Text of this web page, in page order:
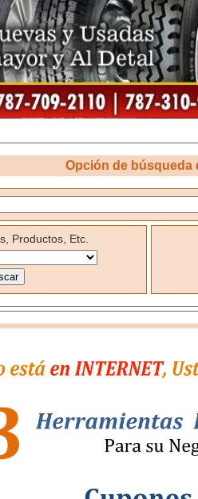
Opción de búsqueda
Productos, Etc.